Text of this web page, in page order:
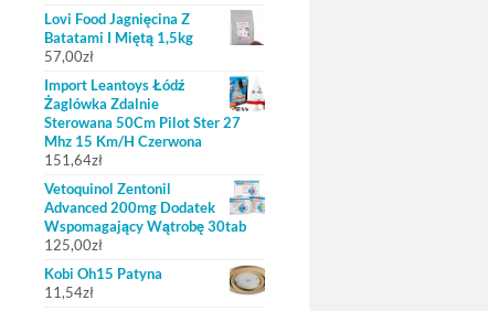
Lovi Food Jagnięcina Z
Batatami I Miętą 1,5kg
57,00zł
Import Leantoys Łódź
Żaglówka Zdalnie
Sterowana 50Cm Pilot Ster 27
Mhz 15 Km/H Czerwona
151,64zł
Vetoquinol Zentonil
Advanced 200mg Dodatek
Wspomagający Wątrobę 30tab
125,00zł
Kobi Oh15 Patyna
11,54zł